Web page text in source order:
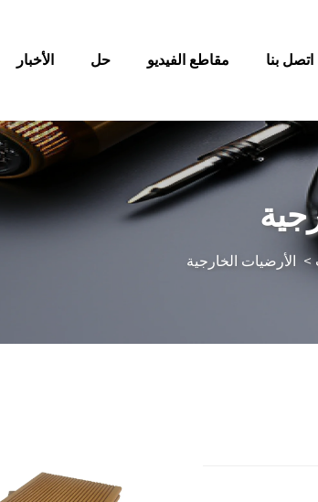
الأخبار حل مقاطع الفيديو اتصل بنا
> الأرضيات الخارجية